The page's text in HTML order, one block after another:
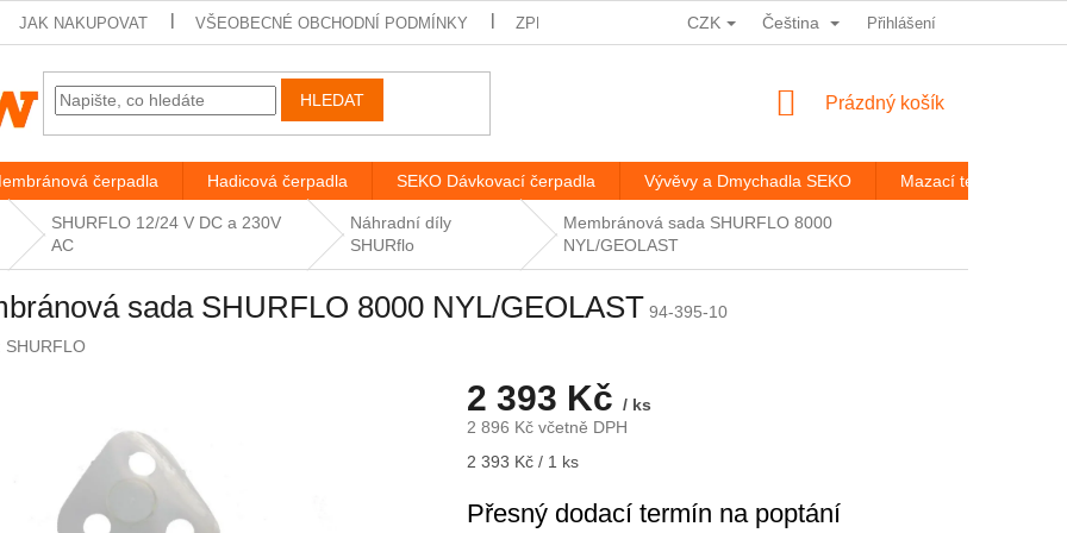
JAK NAKUPOVAT VŠEOBECNÉ OBCHODNÍ PODMÍNKY ZPRACOVÁNÍ OSOBNÍCH ÚDAJŮ HODNOCENÍ OBCHODU
CZK Čeština Přihlášení
HLEDAT
NÁKUPNÍ
Prázdný košík
čerpadla Hadicová čerpadla SEKO Dávkovací čerpadla Vývěvy a Dmychadla SEKO Mazací technika
SHURFLO 12/24 V DC a 230V
AC
Náhradní díly
SHURflo
Membránová sada SHURFLO 8000
NYL/GEOLAST
sada SHURFLO 8000 NYL/GEOLAST 94-395-10
SHURFLO
2 393 Kč / ks
2 896 Kč včetně DPH
Měrná
2 393 Kč / 1 ks
Přesný dodací termín na poptání